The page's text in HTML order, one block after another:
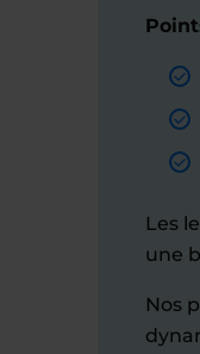
Les
une
Nos